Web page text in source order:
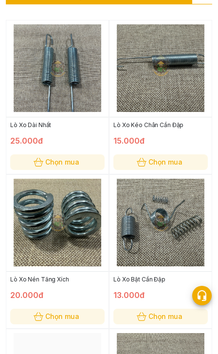
Lò Xo Dài Nhất
25.000đ
Chọn mua
Lò Xo Kéo Chân Cần Đập
15.000đ
Chọn mua
Lò Xo Nén Tăng Xích
20.000đ
Chọn mua
Lò Xo Bật Cần Đập
13.000đ
Chọn mua